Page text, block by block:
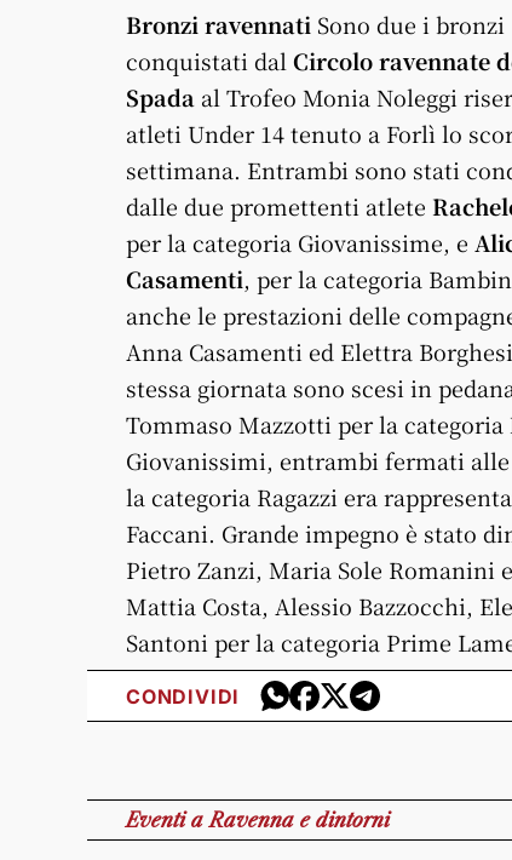
Bronzi ravennati Sono due i bronzi
conquistati dal Circolo ravennate
Spada al Trofeo Monia Noleggi
atleti Under 14 tenuto a Forlì lo
settimana. Entrambi sono stati
dalle due promettenti atlete
per la categoria Giovanissime, e
Casamenti, per la categoria
anche le prestazioni delle
Anna Casamenti ed Elettra
stessa giornata sono scesi in pedana
Tommaso Mazzotti per la
Giovanissimi, entrambi fermati
la categoria Ragazzi era
Faccani. Grande impegno è stato
Pietro Zanzi, Maria Sole Romanini
Mattia Costa, Alessio Bazzocchi,
Santoni per la categoria Prime
CONDIVIDI
Eventia Ravenna e dintorni